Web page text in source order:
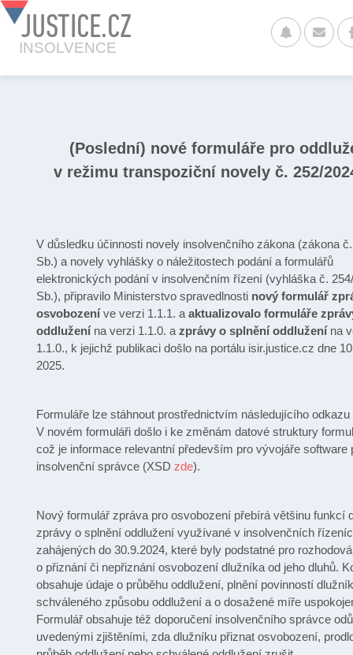
JUSTICE.CZ
INSOLVENCE
(Poslední) nové formuláře pro
v režimu transpoziční novely č. 252/
V důsledku účinnosti novely insolvenčního zákona (zákona
Sb.) a novely vyhlášky o náležitostech podání a formulářů
elektronických podání v insolvenčním řízení (vyhláška č.
Sb.), připravilo Ministerstvo spravedlnosti nový formulář
osvobozeníve verzi 1.1.1. a aktualizovalo formuláře
oddlužení na verzi 1.1.0. a zprávy o splnění oddluženína
1.1.0., k jejichž publikaci došlo na portálu isir.justice.cz dne
2025.
Formuláře lze stáhnout prostřednictvím následujícího odkazu
V novém formuláři došlo i ke změnám datové struktury
což je informace relevantní především pro vývojáře software
insolvenční správce (XSD zde).
Nový formulář zpráva pro osvobození přebírá většinu funkcí
zprávy o splnění oddlužení využívané v insolvenčních
zahájených do 30.9.2024, které byly podstatné pro
o přiznání či nepřiznání osvobození dlužníka od jeho dluhů.
obsahuje údaje o průběhu oddlužení, plnění povinností
schváleného způsobu oddlužení a o dosažené míře
Formulář obsahuje též doporučení insolvenčního správce
uvedenými zjištěními, zda dlužníku přiznat osvobození,